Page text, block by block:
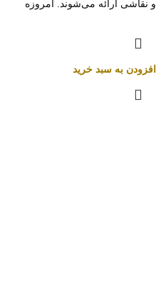
و نقاشی ارائه می‌شوند. امروزه
افزودن به سبد خرید